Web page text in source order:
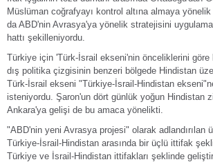
Müslüman coğrafyayı kontrol altına almaya
da ABD'nin Avrasya'ya yönelik stratejisini
hattı şekilleniyordu.
Türkiye için 'Türk-İsrail ekseni'nin önceliklerini göre
dış politika çizgisinin benzeri bölgede Hindistan
Türk-İsrail ekseni "Türkiye-İsrail-Hindistan
isteniyordu. Şaron'un dört günlük yoğun Hindistan
Ankara'ya gelişi de bu amaca yönelikti.
"ABD'nin yeni Avrasya projesi" olarak adlandırılan
Türkiye-İsrail-Hindistan arasında bir üçlü ittifak
Türkiye ve İsrail-Hindistan ittifakları şeklinde